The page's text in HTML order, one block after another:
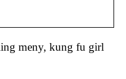
meny, kung fu girl